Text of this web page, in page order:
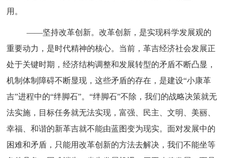
用。
——坚持改革创新。改革创新，是实现科学发展观的
重要动力，是时代精神的核心。当前，革吉经济社会发展正
处于关键时期，经济结构调整和发展转型的矛盾不断凸显，
机制体制障碍不断显现，这些矛盾的存在，是建设“小康革
吉”进程中的“绊脚石”。“绊脚石”不除，我们的战略决策就无
法实施，目标任务就无法实现，富强、民主、文明、美丽、
幸福、和谐的新革吉就不能由蓝图变为现实。面对发展中的
困难和矛盾，只能用改革创新的方法去解决，我们不能坐等